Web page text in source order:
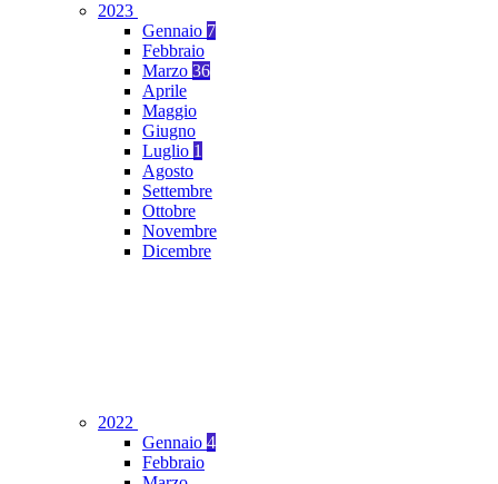
2023
Gennaio 7
Febbraio
Marzo 36
Aprile
Maggio
Giugno
Luglio 1
Agosto
Settembre
Ottobre
Novembre
Dicembre
2022
Gennaio 4
Febbraio